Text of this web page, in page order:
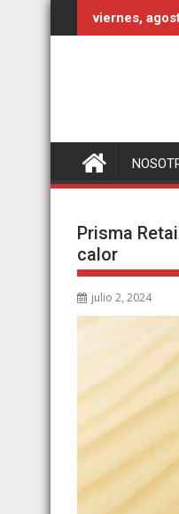
al
viernes,
Prisma
calor
julio 2, 2024